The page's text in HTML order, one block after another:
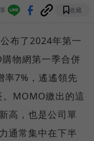
收藏
布了2024年第一
物網第一季合併
率7%，遙遙領先
MOMO繳出的這
高，也是公司單
通常集中在下半